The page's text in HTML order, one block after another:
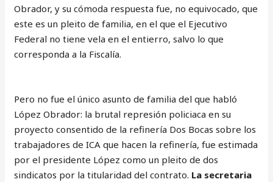
Obrador, y su cómoda respuesta fue, no equivocado, que
este es un pleito de familia, en el que el Ejecutivo
Federal no tiene vela en el entierro, salvo lo que
corresponda a la Fiscalía.
Pero no fue el único asunto de familia del que habló
López Obrador: la brutal represión policiaca en su
proyecto consentido de la refinería Dos Bocas sobre los
trabajadores de ICA que hacen la refinería, fue estimada
por el presidente López como un pleito de dos
sindicatos por la titularidad del contrato. La secretaria